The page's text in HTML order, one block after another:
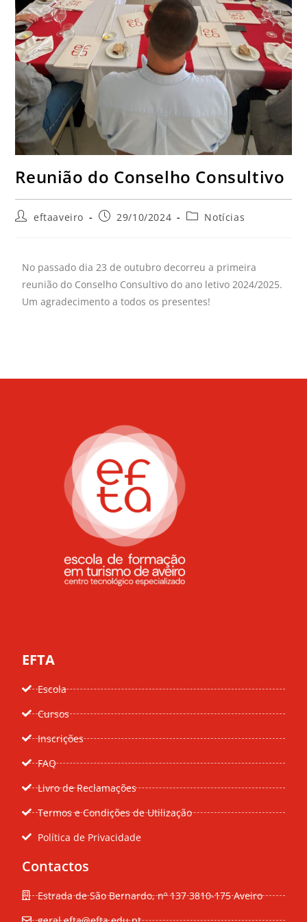
Reunião do Conselho Consultivo
eftaaveiro 29/10/2024 Notícias
No passado dia 23 de outubro decorreu a primeira
reunião do Conselho Consultivo do ano letivo 2024/2025.
Um agradecimento a todos os presentes!
EFTA
Escola
Cursos
Inscrições
FAQ
Livro de Reclamações
Termos e Condições de Utilização
Política de Privacidade
Contactos
Estrada de São Bernardo, nº 137 3810-175 Aveiro